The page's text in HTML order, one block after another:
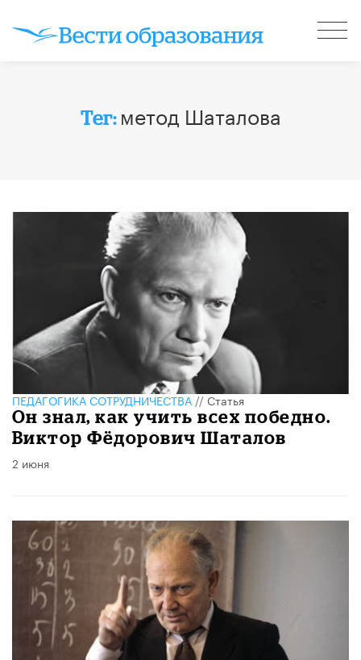
Тег: метод Шаталова
ПЕДАГОГИКА СОТРУДНИЧЕСТВА//Статья
​Он знал, как учить всех победно.
Виктор Фёдорович Шаталов
2 июня